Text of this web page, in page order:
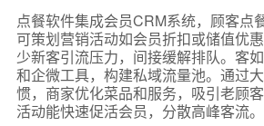
点餐软件集成会员CRM系统，顾客点
可策划营销活动如会员折扣或储值优
少新客引流压力，间接缓解排队。客
和企微工具，构建私域流量池。通过
惯，商家优化菜品和服务，吸引老顾
活动能快速促活会员，分散高峰客流。
*联系方式
+86